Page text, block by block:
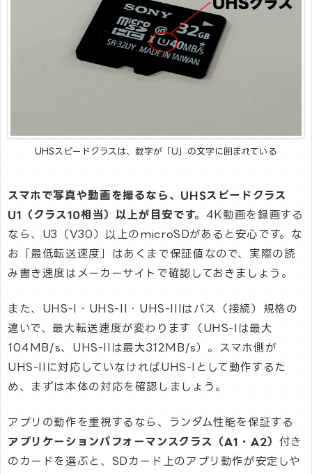
UHSスピードクラスは、数字が「U」の文字に囲まれている
スマホで写真や動画を撮るなら、UHSスピードクラス
U1（クラス10相当）以上が目安です。 4K動画を録画する
なら、U3（V30）以上のmicroSDがあると安心です。な
お「最低転送速度」はあくまで保証値なので、実際の読
み書き速度はメーカーサイトで確認しておきましょう。
また、UHS-I・UHS-II・UHS-IIIはバス（接続）規格の
違いで、最大転送速度が変わります（UHS-Iは最大
104MB/s、UHS-IIは最大312MB/s）。スマホ側が
UHS-IIに対応していなければUHS-Iとして動作するた
め、まずは本体の対応を確認しましょう。
アプリの動作を重視するなら、ランダム性能を保証する
アプリケーションパフォーマンスクラス（A1・A2） 付き
のカードを選ぶと、SDカード上のアプリ動作が安定しや